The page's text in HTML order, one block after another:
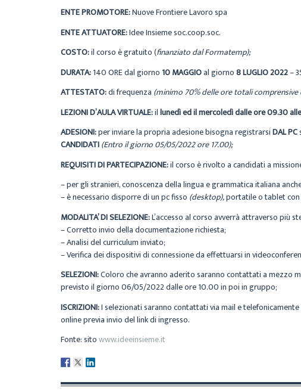
ENTE PROMOTORE:Nuove Frontiere Lavoro spa
ENTE ATTUATORE:Idee Insieme soc.coop.soc.
COSTO:il corso è gratuito (finanziato dal Formatemp);
DURATA:140 ORE dal giorno 10 MAGGIOal giorno8 LUGLIO 2022–
ATTESTATO:di frequenza (minimo 70% delle ore totali
LEZIONI D’AULA VIRTUALE:illunedì ed il mercoledì dalle ore 09.30
ADESIONI:per inviare la propria adesione bisogna registrarsiDAL PC
CANDIDATI(Entro il giorno 05/05/2022 ore 17.00);
REQUISITI DI PARTECIPAZIONE:il corso è rivolto a candidati a
– per gli stranieri, conoscenza della lingua e grammatica italiana
– è necessario disporre di un pc fisso (desktop),portatile o tablet con
MODALITA’ DI SELEZIONE:L’accesso al corso avverrà attraverso più
– Corretto invio della documentazione richiesta;
– Analisi del curriculum inviato;
– Verifica dei dispositivi di connessione da effettuarsi in
SELEZIONI:Coloro che avranno aderito saranno contattati a mezzo
previsto il giorno 06/05/2022 dalle ore 10.00 in poi in gruppo;
ISCRIZIONI:I selezionati saranno contattati via mail e
online previa invio del link di ingresso.
Fonte: sitowww.ideeinsieme.it